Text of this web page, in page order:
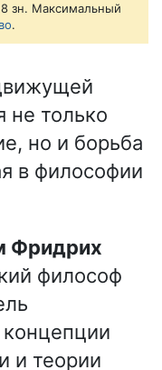
зн. Максимальный
.
не только
но и борьба
в философии
философ
и теории